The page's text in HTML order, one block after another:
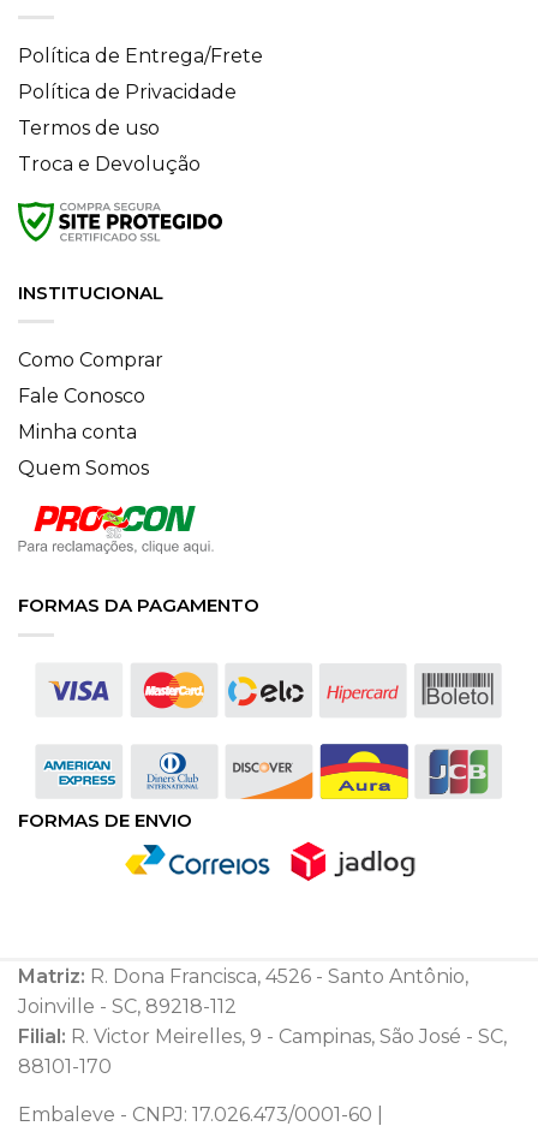
Política de Entrega/Frete
Política de Privacidade
Termos de uso
Troca e Devolução
INSTITUCIONAL
Como Comprar
Fale Conosco
Minha conta
Quem Somos
FORMAS DA PAGAMENTO
FORMAS DE ENVIO
Matriz: R. Dona Francisca, 4526 - Santo Antônio,
Joinville - SC, 89218-112
Filial: R. Victor Meirelles, 9 - Campinas, São José - SC,
88101-170
Embaleve - CNPJ: 17.026.473/0001-60 |